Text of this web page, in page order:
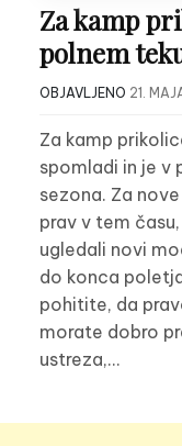
Za kamp
polnem
OBJAVLJENO 21.
Za kamp
spomladi in je v
sezona. Za
prav v tem
ugledali novi
do konca
pohitite, da
morate dobro
ustreza,…